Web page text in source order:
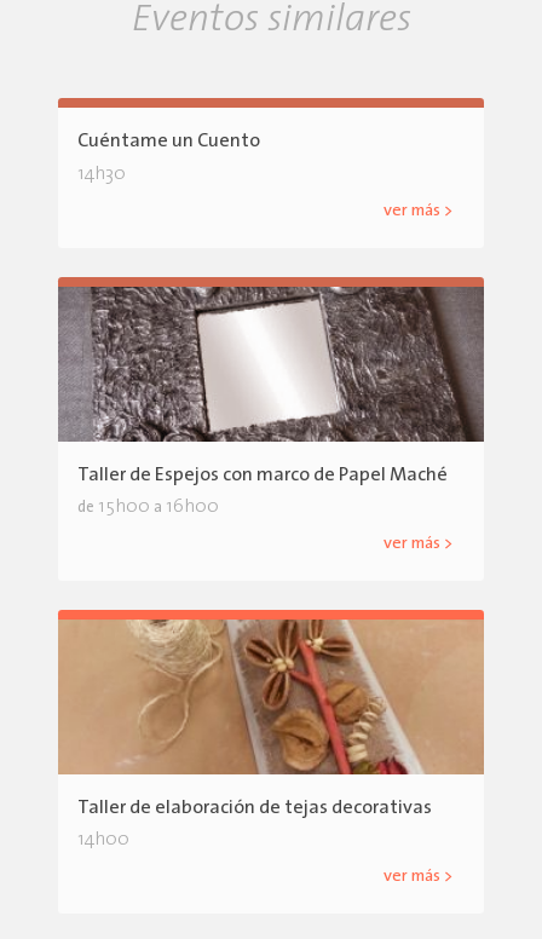
Eventos similares
Cuéntame un Cuento
14h30
ver más >
Taller de Espejos con marco de Papel Maché
de 15h00 a 16h00
ver más >
Taller de elaboración de tejas decorativas
14h00
ver más >